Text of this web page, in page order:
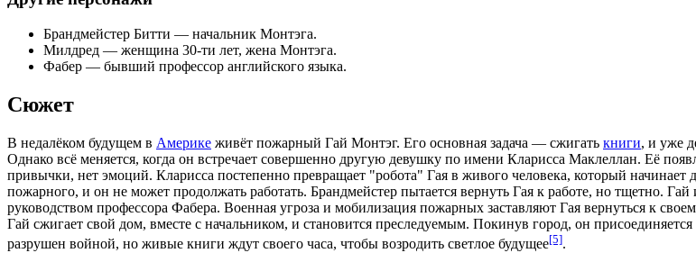
Брандмейстер Битти — начальник Монтэга.
Милдред — женщина 30-ти лет, жена Монтэга.
Фабер — бывший профессор английского языка.
Сюжет
В недалёком будущем в Америке живёт пожарный Гай Монтэг. Его основная задача — сжигать книги, и уже
Однако всё меняется, когда он встречает совершенно другую девушку по имени Кларисса Маклеллан. Её
привычки, нет эмоций. Кларисса постепенно превращает "робота" Гая в живого человека, который начинает
пожарного, и он не может продолжать работать. Брандмейстер пытается вернуть Гая к работе, но тщетно.
руководством профессора Фабера. Военная угроза и мобилизация пожарных заставляют Гая вернуться к
Гай сжигает свой дом, вместе с начальником, и становится преследуемым. Покинув город, он
разрушен войной, но живые книги ждут своего часа, чтобы возродить светлое будущее[5].